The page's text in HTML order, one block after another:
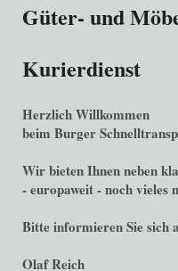
Güter- und
Kurierdienst
Herzlich Willkommen
beim Burger
Wir bieten Ihnen neben
- europaweit-noch vieles
Bitte informieren Sie sich
Olaf Reich